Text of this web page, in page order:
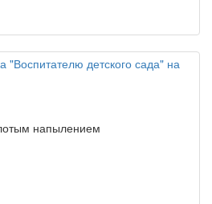
"Воспитателю детского сада" на
напылением